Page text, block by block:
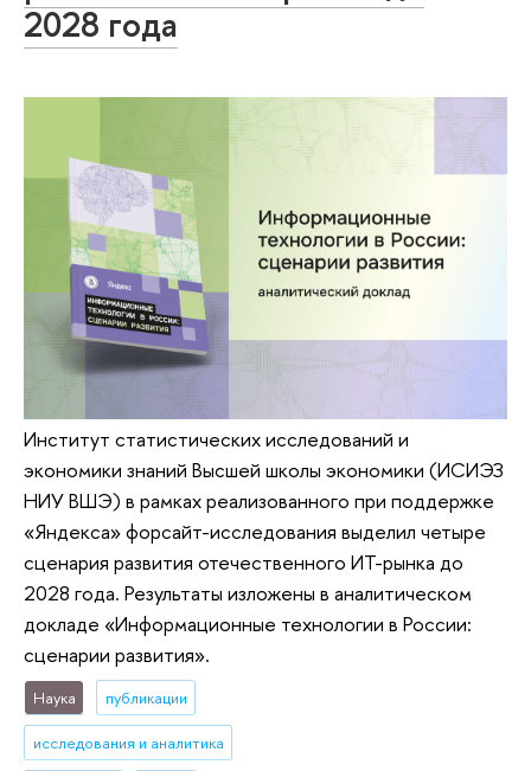
2028 года
Институт статистических исследований и
экономики знаний Высшей школы экономики (ИСИЭЗ
НИУ ВШЭ) в рамках реализованного при поддержке
«Яндекса» форсайт-исследования выделил четыре
сценария развития отечественного ИТ-рынка до
2028 года. Результаты изложены в аналитическом
докладе «Информационные технологии в России:
сценарии развития».
Наука публикации
исследования и аналитика